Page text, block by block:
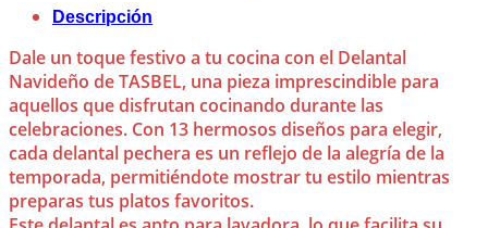
Descripción
Dale un toque festivo a tu cocina con el Delantal
Navideño de TASBEL, una pieza imprescindible para
aquellos que disfrutan cocinando durante las
celebraciones. Con 13 hermosos diseños para elegir,
cada delantal pechera es un reflejo de la alegría de la
temporada, permitiéndote mostrar tu estilo mientras
preparas tus platos favoritos.